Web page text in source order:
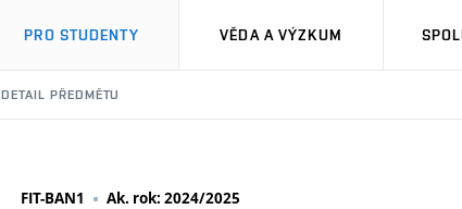
PRO STUDENTY VĚDA A VÝZKUM
DETAIL PŘEDMĚTU
FIT-BAN1 Ak. rok: 2024/2025